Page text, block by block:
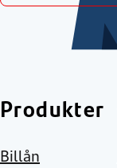
Produkter
Billån